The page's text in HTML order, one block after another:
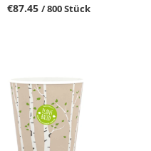
€87.45 / 800 Stück